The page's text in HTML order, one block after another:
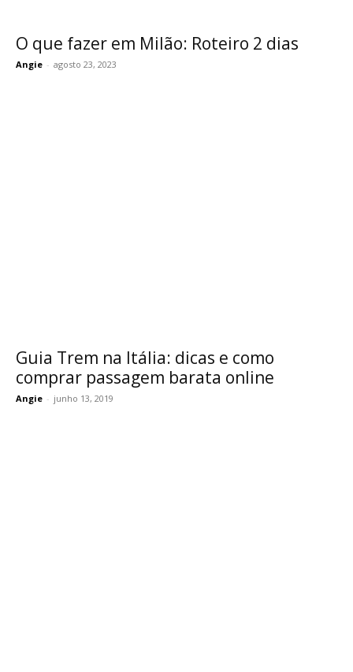
O que fazer em Milão: Roteiro 2 dias
Angie - agosto 23, 2023
Guia Trem na Itália: dicas e como
comprar passagem barata online
Angie - junho 13, 2019